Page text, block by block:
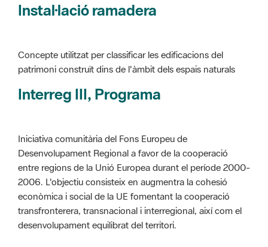
Instal·lació ramadera
Concepte utilitzat per classificar les edificacions del
patrimoni construït dins de l'àmbit dels espais naturals
Interreg III, Programa
Iniciativa comunitària del Fons Europeu de
Desenvolupament Regional a favor de la cooperació
entre regions de la Unió Europea durant el període 2000-
2006. L'objectiu consisteix en augmentra la cohesió
econòmica i social de la UE fomentant la cooperació
transfronterera, transnacional i interregional, així com el
desenvolupament equilibrat del territori.